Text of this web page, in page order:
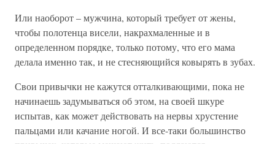
Или наоборот – мужчина, который требует от жены,
чтобы полотенца висели, накрахмаленные и в
определенном порядке, только потому, что его мама
делала именно так, и не стесняющийся ковырять в зубах.
Свои привычки не кажутся отталкивающими, пока не
начинаешь задумываться об этом, на своей шкуре
испытав, как может действовать на нервы хрустение
пальцами или качание ногой. И все-таки большинство